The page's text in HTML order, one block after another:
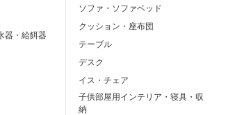
器・給餌器
ソファ・ソファベッド
クッション・座布団
テーブル
デスク
イス・チェア
子供部屋用インテリア・寝具・収
納